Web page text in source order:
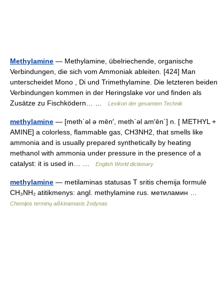
Methylamine — Methylamine, übelriechende, organische
Verbindungen, die sich vom Ammoniak ableiten. [424] Man
unterscheidet Mono , Di und Trimethylamine. Die letzteren beiden
Verbindungen kommen in der Heringslake vor und finden als
Zusätze zu Fischködern… …
Lexikon der gesamten Technik
methylamine — [meth΄əl ə mēn′, meth΄əl am′ēn΄] n. [ METHYL +
AMINE] a colorless, flammable gas, CH3NH2, that smells like
ammonia and is usually prepared synthetically by heating
methanol with ammonia under pressure in the presence of a
catalyst: it is used in… …
English World dictionary
methylamine — metilaminas statusas T sritis chemija formulė
CH₃NH₂ atitikmenys: angl. methylamine rus. метиламин …
Chemijos terminų aiškinamasis žodynas